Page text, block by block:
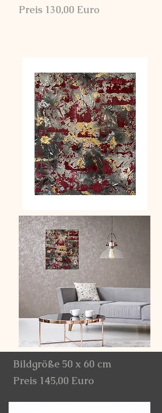
Preis 130,00 Euro
Bildgröße 50 x 60 cm
Preis 145,00 Euro